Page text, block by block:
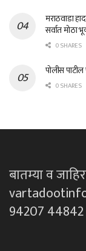
मराठवाडा
सर्वात मोठा
0 SHARES
पोलीस
0 SHARES
बातम्या व
94207 44842